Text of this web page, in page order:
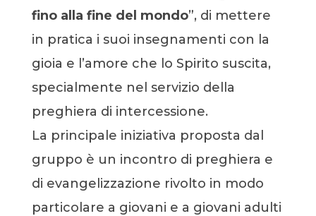
fino alla fine del mondo”, di mettere
in pratica i suoi insegnamenti con la
gioia e l’amore che lo Spirito suscita,
specialmente nel servizio della
preghiera di intercessione.
La principale iniziativa proposta dal
gruppo è un incontro di preghiera e
di evangelizzazione rivolto in modo
particolare a giovani e a giovani adulti